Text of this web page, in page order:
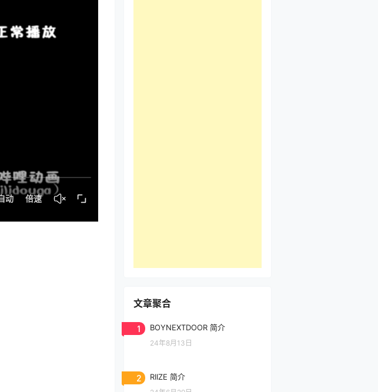
文章聚合
1 BOYNEXTDOOR 简介
24年8月13日
2 RIIZE 简介